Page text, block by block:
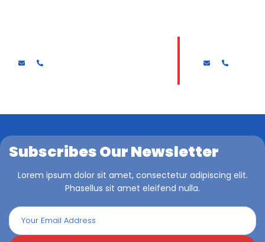
Subscribes Our Newsletter
Lorem ipsum dolor sit amet, consectetur adipiscing elit.
Phasellus sit amet eleifend nulla.